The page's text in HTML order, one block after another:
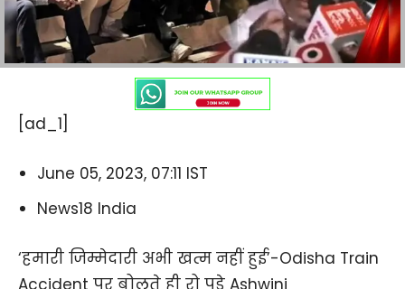
[ad_1]
June 05, 2023, 07:11 IST
News18 India
‘हमारी जिम्मेदारी अभी खत्म नहीं हुई’-Odisha Train
Accident पर बोलते ही रो पड़े Ashwini